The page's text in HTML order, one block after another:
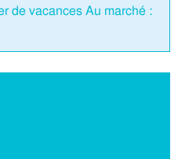
de vacances Au marché :